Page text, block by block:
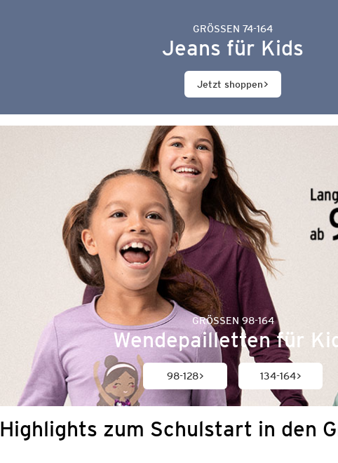
GRÖSSEN 74-164
Jeans für Kids
Jetzt shoppen
GRÖSSEN 98-164
Wendepailletten für
98-128 134-164
Highlights zum Schulstart in den